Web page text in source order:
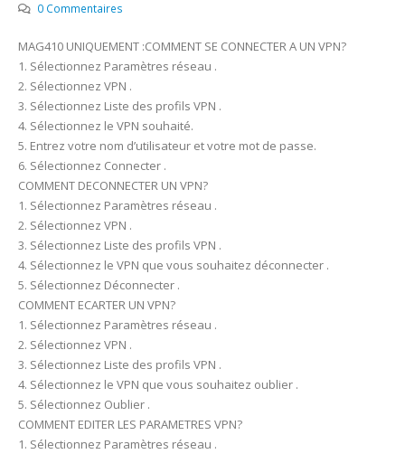
0 Commentaires
MAG410 UNIQUEMENT :COMMENT SE CONNECTER A UN VPN?
1. Sélectionnez Paramètres réseau .
2. Sélectionnez VPN .
3. Sélectionnez Liste des profils VPN .
4. Sélectionnez le VPN souhaité.
5. Entrez votre nom d’utilisateur et votre mot de passe.
6. Sélectionnez Connecter .
COMMENT DECONNECTER UN VPN?
1. Sélectionnez Paramètres réseau .
2. Sélectionnez VPN .
3. Sélectionnez Liste des profils VPN .
4. Sélectionnez le VPN que vous souhaitez déconnecter .
5. Sélectionnez Déconnecter .
COMMENT ECARTER UN VPN?
1. Sélectionnez Paramètres réseau .
2. Sélectionnez VPN .
3. Sélectionnez Liste des profils VPN .
4. Sélectionnez le VPN que vous souhaitez oublier .
5. Sélectionnez Oublier .
COMMENT EDITER LES PARAMETRES VPN?
1. Sélectionnez Paramètres réseau .